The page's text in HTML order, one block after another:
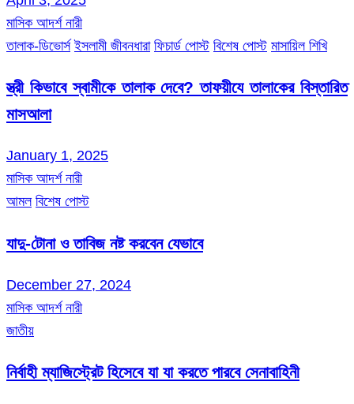
মাসিক আদর্শ নারী
তালাক-ডিভোর্স ইসলামী জীবনধারা ফিচার্ড পোস্ট বিশেষ পোস্ট মাসায়িল শিখি
স্ত্রী কিভাবে স্বামীকে তালাক দেবে? তাফয়ীযে তালাকের বিস্তারিত
মাসআলা
January 1, 2025
মাসিক আদর্শ নারী
আমল বিশেষ পোস্ট
যাদু-টোনা ও তাবিজ নষ্ট করবেন যেভাবে
December 27, 2024
মাসিক আদর্শ নারী
জাতীয়
নির্বাহী ম্যাজিস্ট্রেট হিসেবে যা যা করতে পারবে সেনাবাহিনী